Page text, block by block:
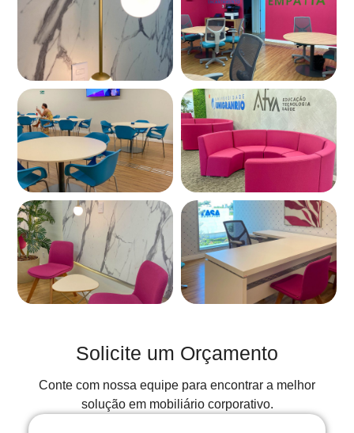
Solicite um Orçamento
Conte com nossa equipe para encontrar a melhor
solução em mobiliário corporativo.